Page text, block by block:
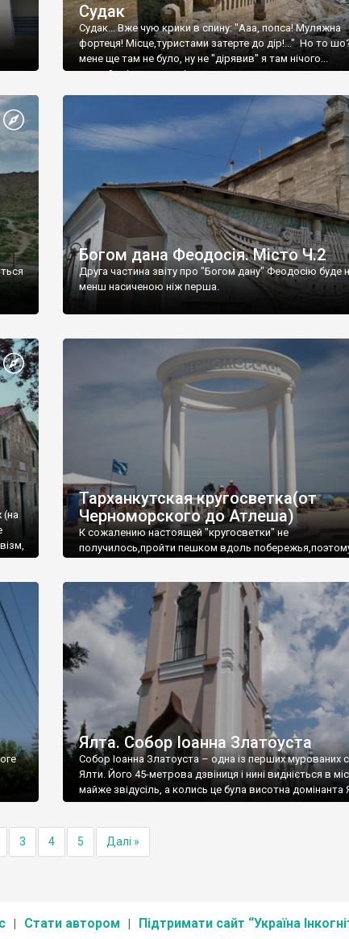
Судак
Судак... Вже чую крики в спину: "Ааа, попса! Муляжна
фортеця! Місце,туристами затерте до дір!..." Но то
мене ще там не було, ну не "дірявив" я там нічого...
принаймні до цього літа.
Богом дана Феодосія. Місто Ч.2
Друга частина звіту про "Богом дану" Феодосію буде
менш насиченою ніж перша.
(на
Тарханкутская кругосветка(от
Черноморского до Атлеша)
К сожалению настоящей "кругосветки" не
получилось,пройти пешком вдоль
Ялта. Собор Іоанна Златоуста
Собор Іоанна Златоуста – одна із перших мурованих
Ялти. Його 45-метрова дзвіниця і нині видніється в
майже звідусіль, а колись це була висотна домінанта
3 4 5 Далі »
Стати автором Підтримати сайт “Україна